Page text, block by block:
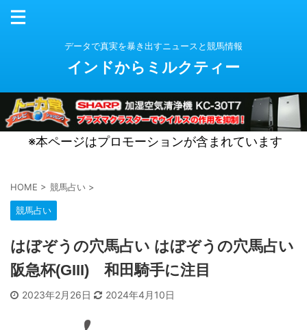
データで真実を暴き出すニュースと競馬情報
インドからミルクティー
※本ページはプロモーションが含まれています
HOME > 競馬占い >
競馬占い
はぼぞうの穴馬占い はぼぞうの穴馬占い
阪急杯(GIII) 和田騎手に注目
2023年2月26日 2024年4月10日